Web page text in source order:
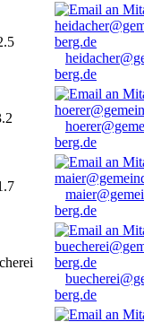
berg.de
berg.de
berg.de
berg.de